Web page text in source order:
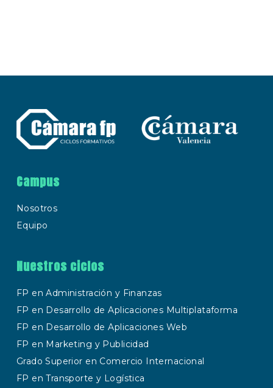
Campus
Nosotros
Equipo
Nuestros ciclos
FP en Administración y Finanzas
FP en Desarrollo de Aplicaciones Multiplataforma
FP en Desarrollo de Aplicaciones Web
FP en Marketing y Publicidad
Grado Superior en Comercio Internacional
FP en Transporte y Logística